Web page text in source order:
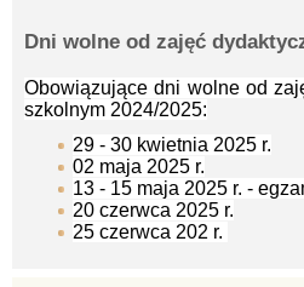
Dni wolne od zajęć
Obowiązujące dni wolne od
szkolnym 2024/2025:
29 - 30 kwietnia 2025 r.
02 maja 2025 r.
13 - 15 maja 2025 r. -
20 czerwca 2025 r.
25 czerwca 202 r.